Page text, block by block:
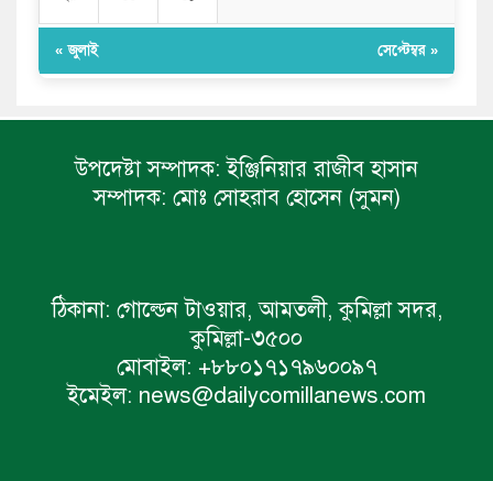
« জুলাই সেপ্টেম্বর »
উপদেষ্টা সম্পাদক: ইঞ্জিনিয়ার রাজীব হাসান
সম্পাদক: মোঃ সোহরাব হোসেন (সুমন)
ঠিকানা: গোল্ডেন টাওয়ার, আমতলী, কুমিল্লা সদর,
কুমিল্লা-৩৫০০
মোবাইল: +৮৮০১৭১৭৯৬০০৯৭
ইমেইল: news@dailycomillanews.com